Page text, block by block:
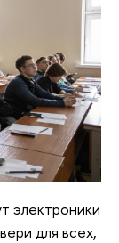
электроники
для всех,